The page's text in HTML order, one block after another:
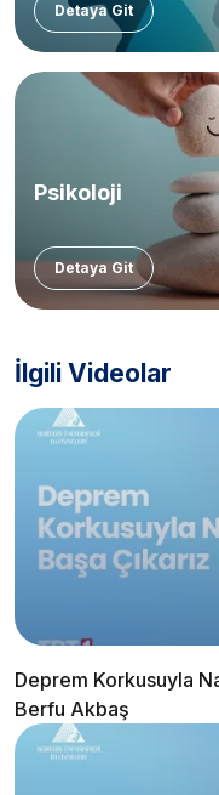
Detaya Git
Psikoloji
Detaya Git
İlgili Videolar
Deprem Korkusuyla
Berfu Akbaş